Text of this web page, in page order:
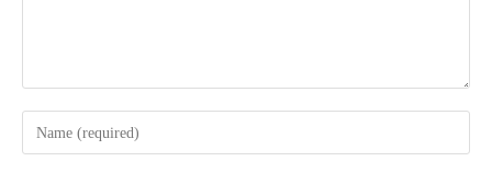
Enter
your